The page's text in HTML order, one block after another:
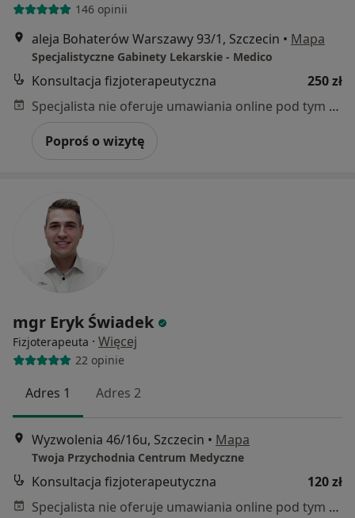
146 opinii
aleja Bohaterów Warszawy 93/1, Szczecin • Mapa
Specjalistyczne Gabinety Lekarskie - Medico
Konsultacja fizjoterapeutyczna
250 zł
Specjalista nie oferuje umawiania online pod tym adresem.
Poproś o wizytę
mgr Eryk Świadek
Fizjoterapeuta · Więcej
22 opinie
Adres 1 Adres 2
Wyzwolenia 46/16u, Szczecin • Mapa
Twoja Przychodnia Centrum Medyczne
Konsultacja fizjoterapeutyczna
120 zł
Specjalista nie oferuje umawiania online pod tym adresem.